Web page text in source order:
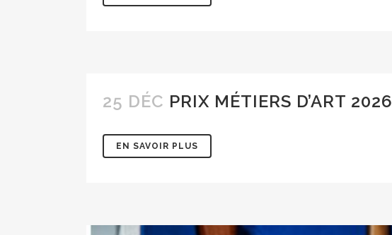
25 DÉC PRIX MÉTIERS D’ART 2026
EN SAVOIR PLUS